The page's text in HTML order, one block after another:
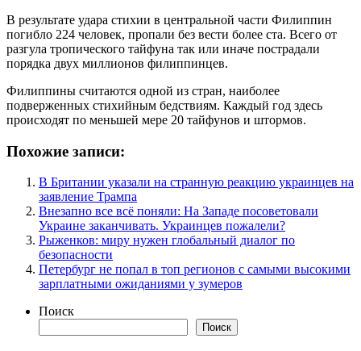
В результате удара стихии в центральной части Филиппин
погибло 224 человек, пропали без вести более ста. Всего от
разгула тропического тайфуна так или иначе пострадали
порядка двух миллионов филиппинцев.
Филиппины считаются одной из стран, наиболее
подверженных стихийным бедствиям. Каждый год здесь
происходят по меньшей мере 20 тайфунов и штормов.
Похожие записи:
В Британии указали на странную реакцию украинцев на
заявление Трампа
Внезапно все всё поняли: На Западе посоветовали
Украине заканчивать. Украинцев пожалели?
Рыженков: миру нужен глобальный диалог по
безопасности
Петербург не попал в топ регионов с самыми высокими
зарплатными ожиданиями у зумеров
Поиск
Поиск